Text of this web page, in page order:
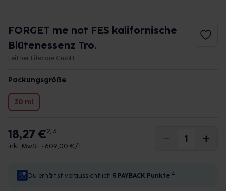
FORGET me not FES kalifornische
Blütenessenz Tro.
Leitner Lifecare GmbH
Packungsgröße
30 ml
18,27 €2, 3
inkl. MwSt. • 609,00 € / l
Du erhältst voraussichtlich 5 PAYBACK Punkte 4